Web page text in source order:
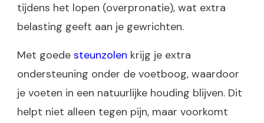
tijdens het lopen (overpronatie), wat extra
belasting geeft aan je gewrichten.
Met goede steunzolen krijg je extra
ondersteuning onder de voetboog, waardoor
je voeten in een natuurlijke houding blijven. Dit
helpt niet alleen tegen pijn, maar voorkomt